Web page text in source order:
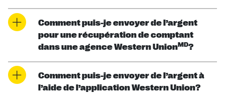
Comment puis-je envoyer de l’argent
pour une récupération de comptant
dans une agence Western Union MD?
Comment puis-je envoyer de l’argent à
l’aide de l’application Western Union?